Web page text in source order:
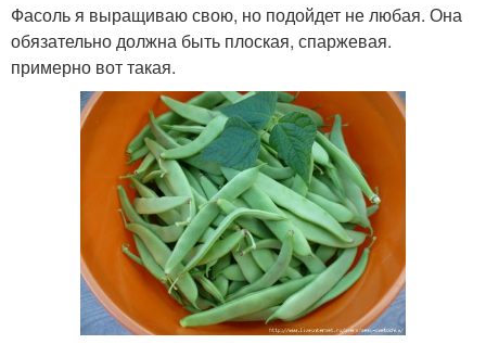
Фасоль я выращиваю свою, но подойдет не любая. Она
обязательно должна быть плоская, спаржевая.
примерно вот такая.